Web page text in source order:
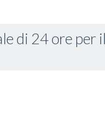
di 24 ore per